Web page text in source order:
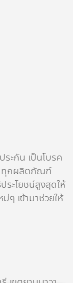
ะกัน เป็นโบรค
ทุกผลิตภัณฑ์
ะโยชน์สูงสุดให้
ๆ เข้ามาช่วยให้